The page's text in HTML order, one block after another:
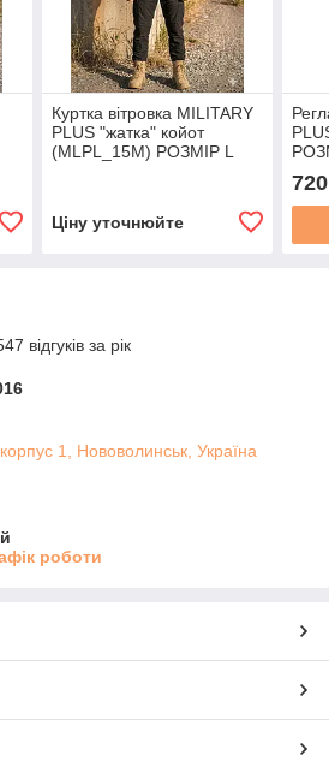
Куртка вітровка MILITARY
PLUS "жатка" койот
(MLPL_15M) РОЗМІР L
Ціну уточнюйте
720
відгуків за рік
1, Нововолинськ, Україна
роботи